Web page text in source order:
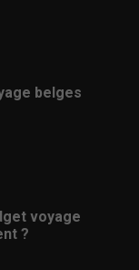
belges
voyage
?